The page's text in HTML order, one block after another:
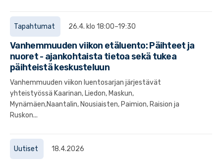
Tapahtumat 26.4. klo 18:00–19:30
Vanhemmuuden viikon etäluento: Päihteet ja
nuoret - ajankohtaista tietoa sekä tukea
päihteistä keskusteluun
Vanhemmuuden viikon luentosarjan järjestävät
yhteistyössä Kaarinan, Liedon, Maskun,
Mynämäen,Naantalin, Nousiaisten, Paimion, Raision ja
Ruskon...
Uutiset 18.4.2026